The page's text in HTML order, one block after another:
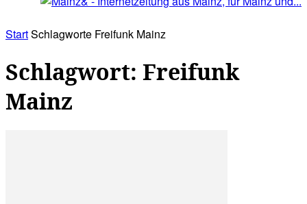
StartSchlagworte Freifunk Mainz
Schlagwort: Freifunk
Mainz